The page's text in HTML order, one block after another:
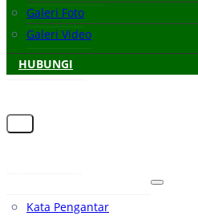
Galeri Foto
Galeri Video
HUBUNGI
Kata Pengantar